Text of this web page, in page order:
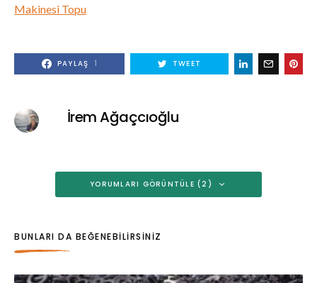
Makinesi Topu
PAYLAŞ 1 TWEET
İrem Ağaçcıoğlu
YORUMLARI GÖRÜNTÜLE (2)
BUNLARI DA BEĞENEBILIRSINIZ